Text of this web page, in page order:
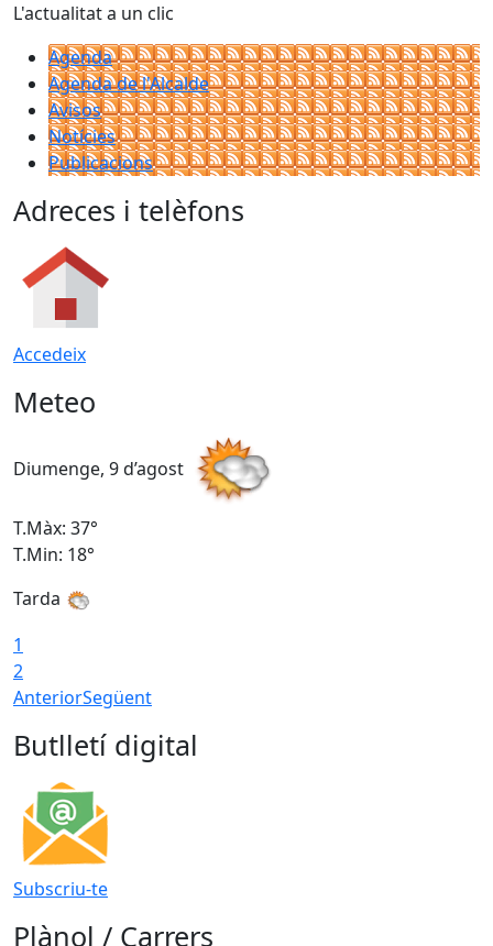
L'actualitat a un clic
Agenda
Agenda de l'Alcalde
Avisos
Notícies
Publicacions
Adreces i telèfons
Accedeix
Meteo
Diumenge, 9 d’agost
T.Màx: 37°
T.Min: 18°
Tarda
1
2
AnteriorSegüent
Butlletí digital
Subscriu-te
Plànol / Carrers